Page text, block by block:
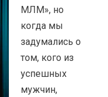
МЛМ», но
когда мы
задумались о
том, кого из
успешных
мужчин,